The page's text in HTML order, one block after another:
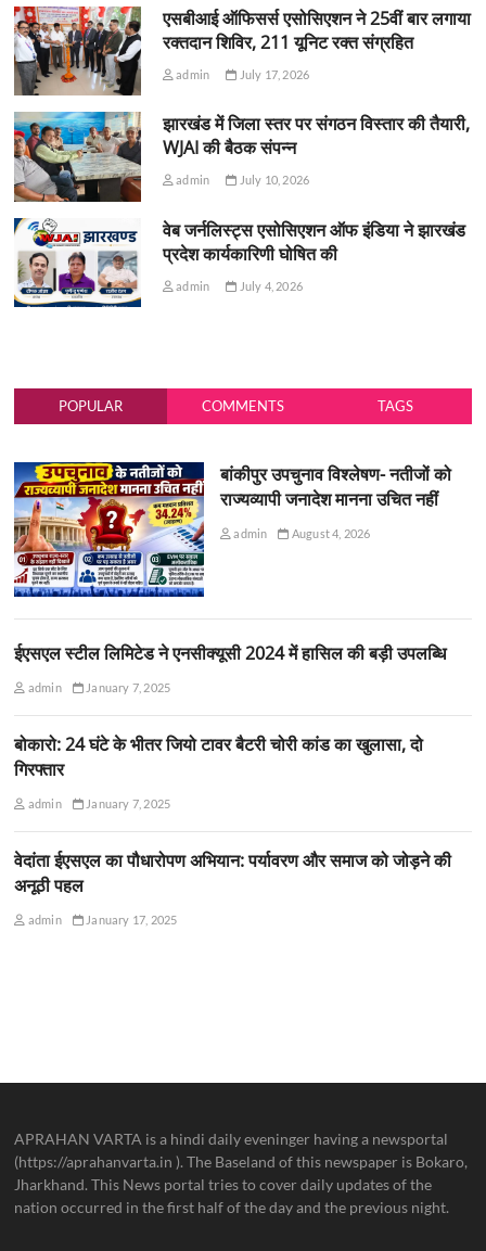
एसबीआई ऑफिसर्स एसोसिएशन ने 25वीं बार लगाया
रक्तदान शिविर, 211 यूनिट रक्त संग्रहित
admin July 17, 2026
झारखंड में जिला स्तर पर संगठन विस्तार की तैयारी,
WJAI की बैठक संपन्न
admin July 10, 2026
वेब जर्नलिस्ट्स एसोसिएशन ऑफ इंडिया ने झारखंड
प्रदेश कार्यकारिणी घोषित की
admin July 4, 2026
POPULAR COMMENTS TAGS
बांकीपुर उपचुनाव विश्लेषण- नतीजों को
राज्यव्यापी जनादेश मानना उचित नहीं
admin August 4, 2026
ईएसएल स्टील लिमिटेड ने एनसीक्यूसी 2024 में हासिल की बड़ी उपलब्धि
admin January 7, 2025
बोकारो: 24 घंटे के भीतर जियो टावर बैटरी चोरी कांड का खुलासा, दो
गिरफ्तार
admin January 7, 2025
वेदांता ईएसएल का पौधारोपण अभियान: पर्यावरण और समाज को जोड़ने की
अनूठी पहल
admin January 17, 2025
APRAHAN VARTA is a hindi daily eveninger having a newsportal
(https://aprahanvarta.in ). The Baseland of this newspaper is Bokaro,
Jharkhand. This News portal tries to cover daily updates of the
nation occurred in the first half of the day and the previous night.